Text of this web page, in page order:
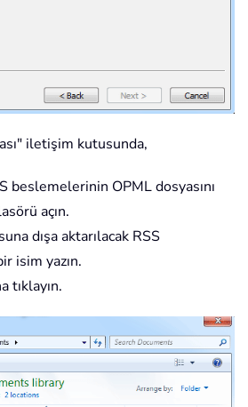
iletişim kutusunda,
beslemelerinin OPML dosyasını
açın.
dışa aktarılacak RSS
isim yazın.
tıklayın.